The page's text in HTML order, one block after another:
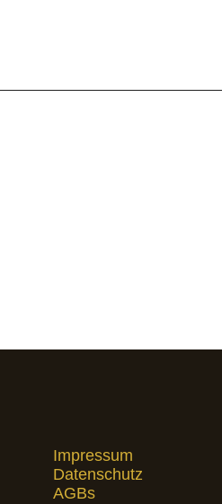
Impressum
Datenschutz
AGBs